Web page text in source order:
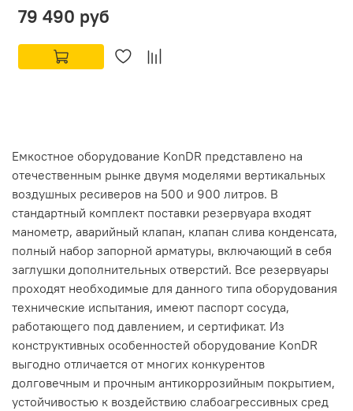
79 490 руб
Емкостное оборудование KonDR представлено на
отечественным рынке двумя моделями вертикальных
воздушных ресиверов на 500 и 900 литров. В
стандартный комплект поставки резервуара входят
манометр, аварийный клапан, клапан слива конденсата,
полный набор запорной арматуры, включающий в себя
заглушки дополнительных отверстий. Все резервуары
проходят необходимые для данного типа оборудования
технические испытания, имеют паспорт сосуда,
работающего под давлением, и сертификат. Из
конструктивных особенностей оборудование KonDR
выгодно отличается от многих конкурентов
долговечным и прочным антикоррозийным покрытием,
устойчивостью к воздействию слабоагрессивных сред